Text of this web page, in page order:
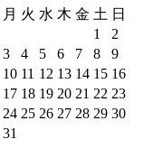
月 火 水 木 金 土 日
1
2
3
4 5 6 7 8
9
10 11 12 13 14 15 16
17 18 19 20 21 22 23
24 25 26 27 28 29 30
31